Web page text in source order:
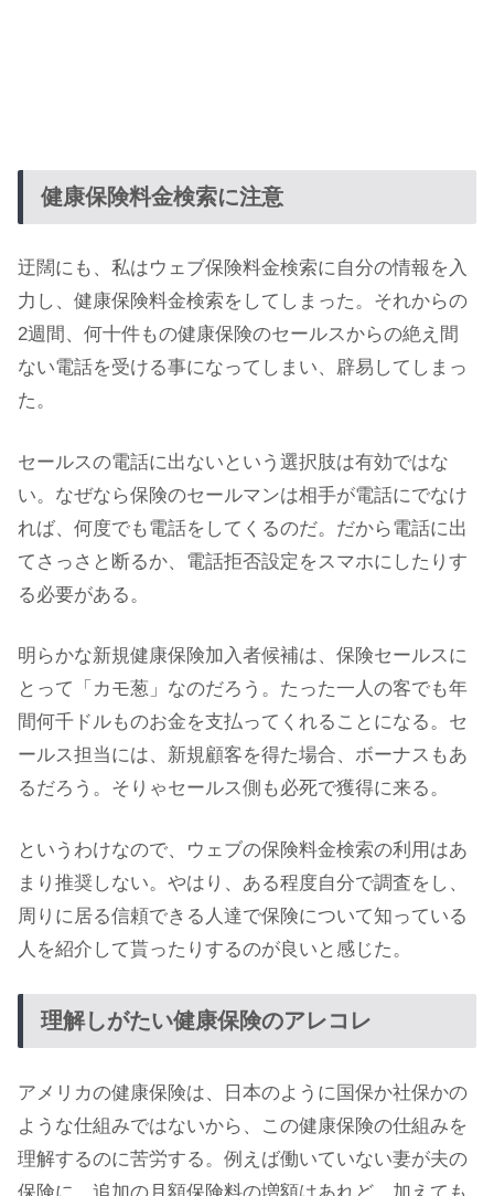
健康保険料金検索に注意
迂闊にも、私はウェブ保険料金検索に自分の情報を入
力し、健康保険料金検索をしてしまった。それからの
2週間、何十件もの健康保険のセールスからの絶え間
ない電話を受ける事になってしまい、辟易してしまっ
た。
セールスの電話に出ないという選択肢は有効ではな
い。なぜなら保険のセールマンは相手が電話にでなけ
れば、何度でも電話をしてくるのだ。だから電話に出
てさっさと断るか、電話拒否設定をスマホにしたりす
る必要がある。
明らかな新規健康保険加入者候補は、保険セールスに
とって「カモ葱」なのだろう。たった一人の客でも年
間何千ドルものお金を支払ってくれることになる。セ
ールス担当には、新規顧客を得た場合、ボーナスもあ
るだろう。そりゃセールス側も必死で獲得に来る。
というわけなので、ウェブの保険料金検索の利用はあ
まり推奨しない。やはり、ある程度自分で調査をし、
周りに居る信頼できる人達で保険について知っている
人を紹介して貰ったりするのが良いと感じた。
理解しがたい健康保険のアレコレ
アメリカの健康保険は、日本のように国保か社保かの
ような仕組みではないから、この健康保険の仕組みを
理解するのに苦労する。例えば働いていない妻が夫の